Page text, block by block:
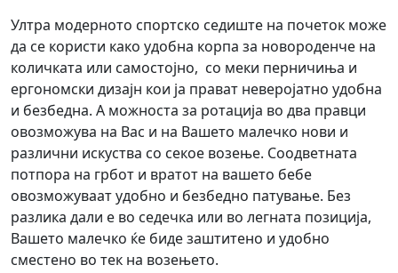
Ултра модерното спортско седиште на почеток може
да се користи како удобна корпа за новороденче на
количката или самостојно, со меки перничиња и
ергономски дизајн кои ја прават неверојатно удобна
и безбедна. А можноста за ротација во два правци
овозможува на Вас и на Вашето малечко нови и
различни искуства со секое возење. Соодветната
потпора на грбот и вратот на вашето бебе
овозможуваат удобно и безбедно патување. Без
разлика дали е во седечка или во легната позиција,
Вашето малечко ќе биде заштитено и удобно
сместено во тек на возењето.